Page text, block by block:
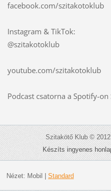
facebook.com/szitakotoklub
Instagram & TikTok:
@szitakotoklub
youtube.com/szitakotoklub
Podcast csatorna a Spotify-
Szitakötő Klub ©
Készíts ingyenes
Nézet: Mobil Standard